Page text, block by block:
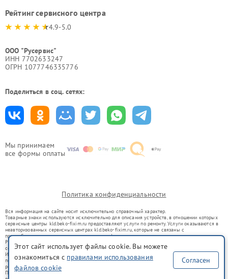
Мы принимаем
все формы оплаты
Рейтинг сервисного центра
4.9-5.0
ООО "Русервис"
ИНН 7702633247
ОГРН 1077746335776
Поделиться в соц. сетях:
Политика конфиденциальности
Вся информация на сайте носит исключительно справочный характер.
Товарные знаки используются исключительно для описания устройств, в отношении которых
сервисные центры kld.beko-fixim.ru предоставляют услуги по ремонту. Услуги оказываются в
неавторизованных сервисных центрах kld.beko-fixim.ru, которые не связаны с
правообладателями товарных знаков или их официальными представителями.
Ремонт осуществляется для устройств, уже введенных в гражданский оборот в соответствии
со статьей 1487 ГК РФ.
Использование товарных знаков не преследует цели индивидуализации услуг или введения
потребителей в заблуждение, а служит для информирования о предоставляемых услугах по
ремонту техники указанных брендов.
Представленная на сайте информация не является публичной офертой, определяемой
Этот сайт использует файлы cookie. Вы можете
ознакомиться с правилами использования
файлов cookie
Согласен